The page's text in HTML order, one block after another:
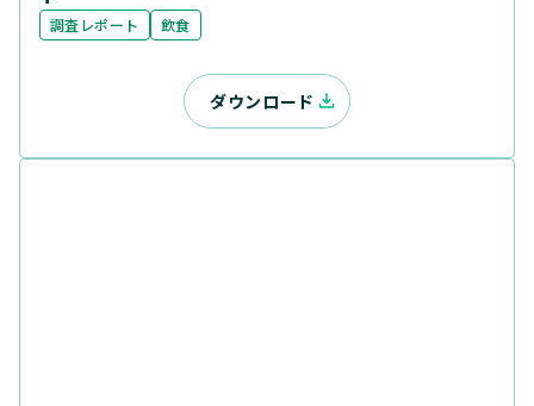
調査レポート 飲食
ダウンロード